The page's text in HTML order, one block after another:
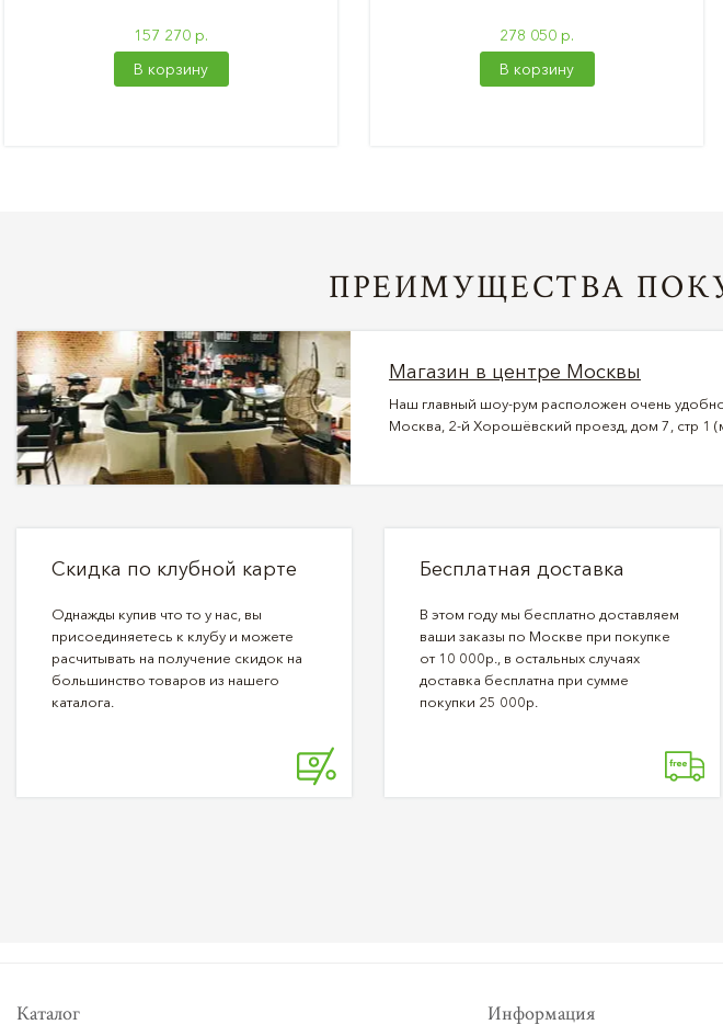
157 270 р.
В корзину
278 050 р.
В корзину
ПРЕИМУЩЕСТВА
Магазин в центре Москвы
Наш главный шоу-рум расположен очень
Москва, 2-й Хорошёвский проезд, дом 7, стр 1
Скидка по клубной карте
Однажды купив что то у нас, вы
присоединяетесь к клубу и можете
расчитывать на получение скидок на
большинство товаров из нашего
каталога.
Бесплатная доставка
В этом году мы бесплатно доставляем
ваши заказы по Москве при покупке
от 10 000р., в остальных случаях
доставка бесплатна при сумме
покупки 25 000р.
Каталог Информация